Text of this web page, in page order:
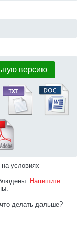
версию
на условиях
Напишите
делать дальше?